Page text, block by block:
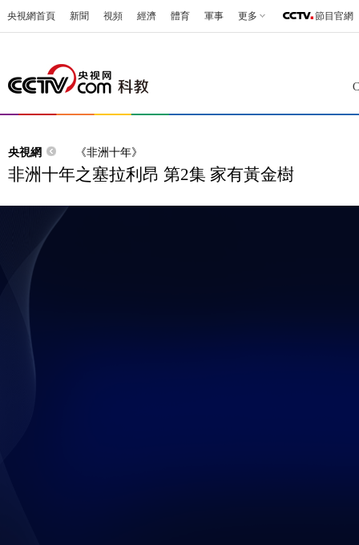
央視網首頁 新聞 視頻 經濟 體育 軍事 更多 節目官網
央視網 《非洲十年》
非洲十年之塞拉利昂 第2集 家有黃金樹